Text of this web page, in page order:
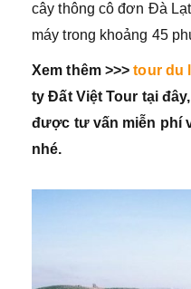
cây thông cô đơn Đà
máy trong khoảng 45
Xem thêm >>>tour du
ty Đất Việt Tour tại
được tư vấn miễn phí
nhé.